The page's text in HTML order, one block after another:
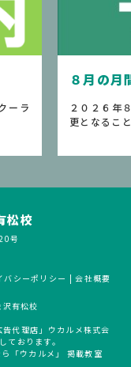
です。 ※事情により変
松校
号
バシーポリシー |会社概要
有松校
代理店」ウカルメ株式会
おります。
「ウカルメ」 掲載教室